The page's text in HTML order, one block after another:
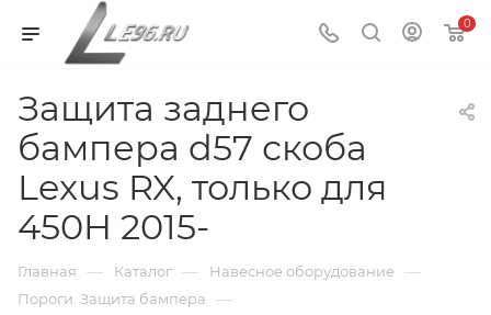
0
Защита заднего
бампера d57 скоба
Lexus RX, только для
450H 2015-
Главная — Каталог — Навесное оборудование —
Пороги. Защита бампера —